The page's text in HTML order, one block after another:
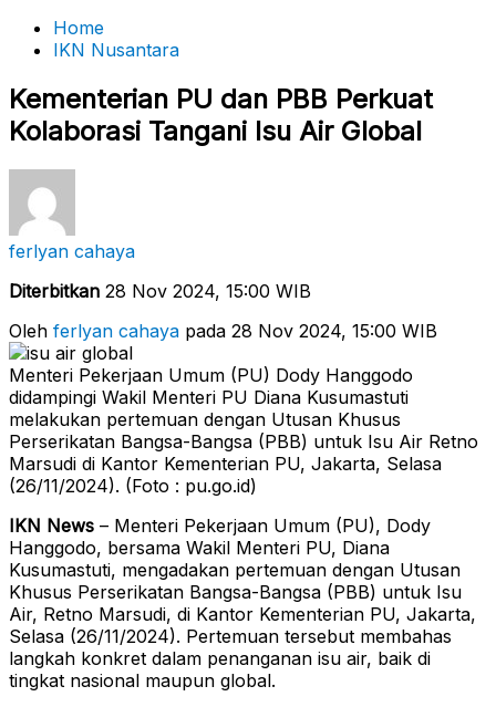
Home
IKN Nusantara
Kementerian PU dan PBB Perkuat
Kolaborasi Tangani Isu Air Global
ferlyan cahaya
Diterbitkan 28 Nov 2024, 15:00 WIB
Oleh ferlyan cahaya pada 28 Nov 2024, 15:00 WIB
Menteri Pekerjaan Umum (PU) Dody Hanggodo
didampingi Wakil Menteri PU Diana Kusumastuti
melakukan pertemuan dengan Utusan Khusus
Perserikatan Bangsa-Bangsa (PBB) untuk Isu Air Retno
Marsudi di Kantor Kementerian PU, Jakarta, Selasa
(26/11/2024). (Foto : pu.go.id)
IKN News – Menteri Pekerjaan Umum (PU), Dody
Hanggodo, bersama Wakil Menteri PU, Diana
Kusumastuti, mengadakan pertemuan dengan Utusan
Khusus Perserikatan Bangsa-Bangsa (PBB) untuk Isu
Air, Retno Marsudi, di Kantor Kementerian PU, Jakarta,
Selasa (26/11/2024). Pertemuan tersebut membahas
langkah konkret dalam penanganan isu air, baik di
tingkat nasional maupun global.